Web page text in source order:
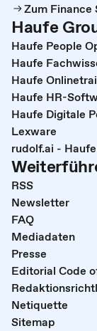
Zum Finance
Haufe
Haufe People
Haufe
Haufe
Haufe HR-
Haufe Digitale
Lexware
rudolf.ai -
RSS
Newsletter
FAQ
Mediadaten
Presse
Editorial Code
Netiquette
Sitemap